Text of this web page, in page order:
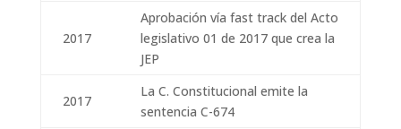
2017
Aprobación vía fast track del Acto
legislativo 01 de 2017 que crea la
JEP
2017
La C. Constitucional emite la
sentencia C-674